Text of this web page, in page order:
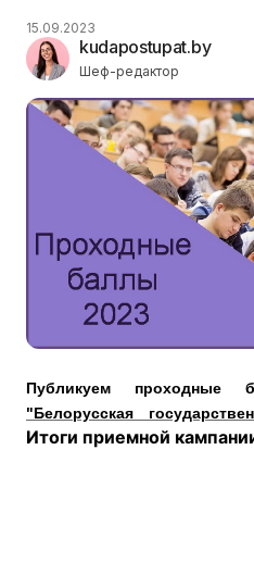
kudapostupat.by
Шеф-редактор
15.09.2023
Публикуем
"Белорусская
Итоги приемной